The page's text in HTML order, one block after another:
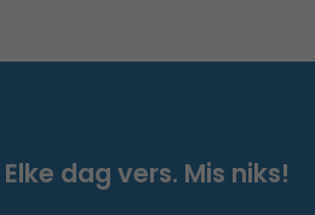
dag vers. Mis niks!